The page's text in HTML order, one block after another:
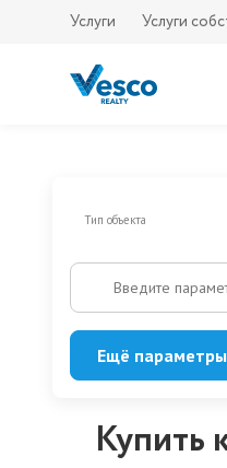
Услуги Услуги
Тип объекта
Введите
Ещё параметры
Купить